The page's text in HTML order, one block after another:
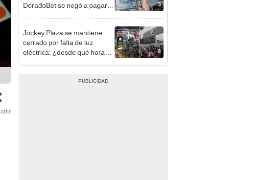
3
DoradoBet se negó a pagar:
4
Jockey Plaza se mantiene
cerrado por falta de luz
eléctrica: ¿desde qué hora